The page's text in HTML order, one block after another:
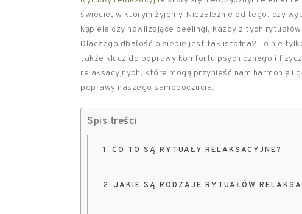
świecie, w którym żyjemy. Niezależnie od tego, czy
kąpiele czy nawilżające peelingi, każdy z tych
Dlaczego dbałość o siebie jest tak istotna? To nie
także klucz do poprawy komfortu psychicznego i
relaksacyjnych, które mogą przynieść nam harmonię i
poprawy naszego samopoczucia.
Spis treści
CO TO SĄ RYTUAŁY RELAKSACYJNE?
JAKIE SĄ RODZAJE RYTUAŁÓW